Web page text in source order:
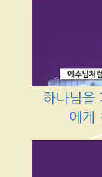
하나님을
에게